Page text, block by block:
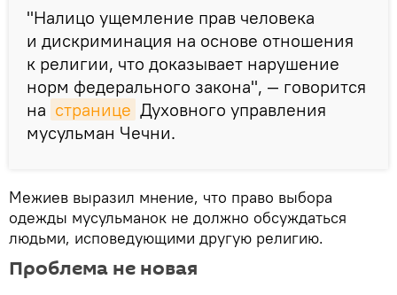
"Налицо ущемление прав человека
и дискриминация на основе отношения
к религии, что доказывает нарушение
норм федерального закона", — говорится
на странице Духовного управления
мусульман Чечни.
Межиев выразил мнение, что право выбора
одежды мусульманок не должно обсуждаться
людьми, исповедующими другую религию.
Проблема не новая